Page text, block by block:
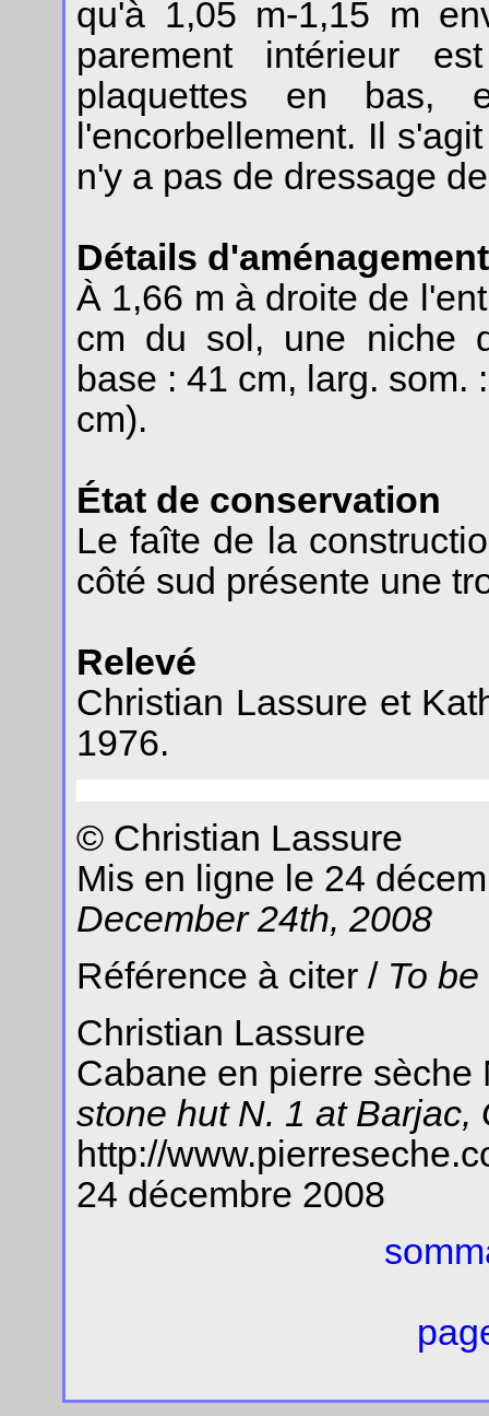
qu'à 1,05 m-1,15 m
parement intérieur
plaquettes en bas,
l'encorbellement. Il
n'y a pas de dressage
Détails d'aménagement
À 1,66 m à droite de
cm du sol, une niche
base : 41 cm, larg. som.
cm).
État de conservation
Le faîte de la
côté sud présente une
Relevé
Christian Lassure et
1976.
© Christian Lassure
Mis en ligne le 24
December 24th, 2008
Référence à citer / To
Christian Lassure
Cabane en pierre sèche
stone hut N. 1 at Barjac,
http://
24 décembre 2008